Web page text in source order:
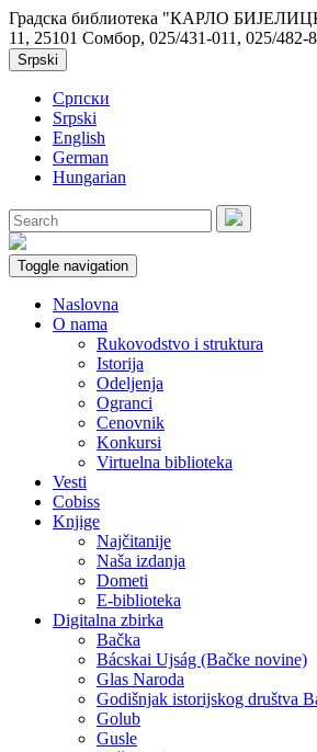
Градска библиотека "КАРЛО
11, 25101 Сомбор, 025/431-011, 025/482-
Srpski
Српски
Srpski
English
German
Hungarian
Toggle navigation
Naslovna
O nama
Rukovodstvo i struktura
Istorija
Odeljenja
Ogranci
Cenovnik
Konkursi
Virtuelna biblioteka
Vesti
Cobiss
Knjige
Najčitanije
Naša izdanja
Dometi
E-biblioteka
Digitalna zbirka
Bačka
Bácskai Ujság (Bačke novine)
Glas Naroda
Godišnjak istorijskog društva
Golub
Gusle